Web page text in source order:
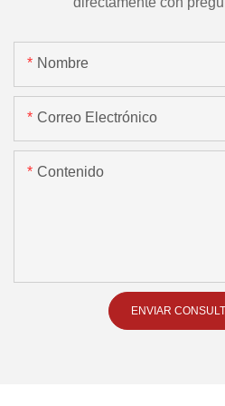
Nombre
Correo Electrónico
Contenido
ENVIAR